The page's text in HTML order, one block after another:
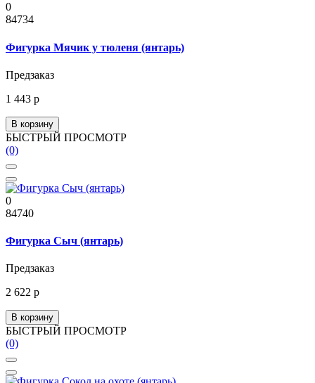
0
84734
Фигурка Мячик у тюленя (янтарь)
Предзаказ
1 443 р
В корзину
БЫСТРЫЙ ПРОСМОТР
(0)
0
84740
Фигурка Сыч (янтарь)
Предзаказ
2 622 р
В корзину
БЫСТРЫЙ ПРОСМОТР
(0)